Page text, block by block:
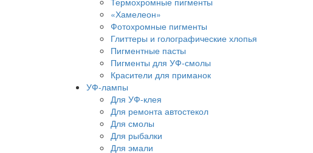
«Хамелеон»
Фотохромные пигменты
Глиттеры и голографические хлопья
Пигментные пасты
Пигменты для УФ-смолы
Красители для приманок
УФ-лампы
Для УФ-клея
Для ремонта автостекол
Для смолы
Для рыбалки
Для эмали